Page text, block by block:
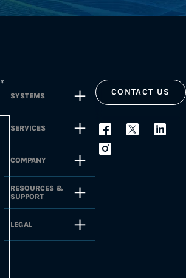
SYSTEMS
SERVICES
COMPANY
RESOURCES &
SUPPORT
LEGAL
CONTACT US